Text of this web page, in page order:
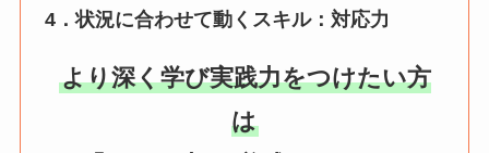
4．状況に合わせて動くスキル：対応力
より深く学び実践力をつけたい方
は